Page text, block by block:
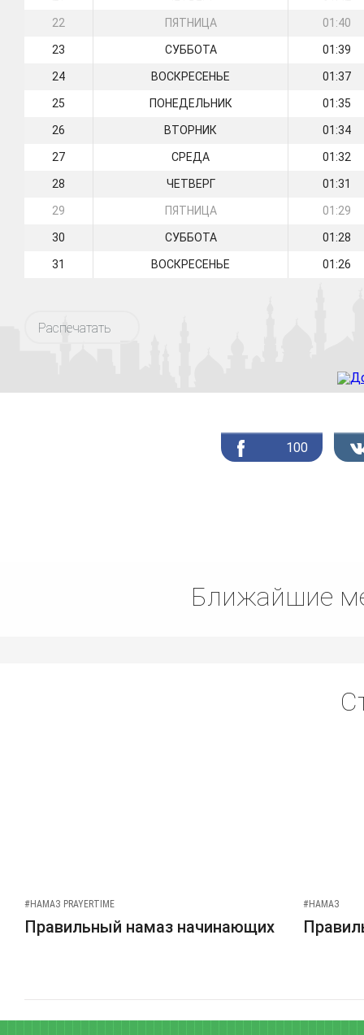
22 ПЯТНИЦА 01:40
23 СУББОТА 01:39
24 ВОСКРЕСЕНЬЕ 01:37
25 ПОНЕДЕЛЬНИК 01:35
26 ВТОРНИК 01:34
27 СРЕДА 01:32
28 ЧЕТВЕРГ 01:31
29 ПЯТНИЦА 01:29
30 СУББОТА 01:28
31 ВОСКРЕСЕНЬЕ 01:26
Распечатать
100
Ближайшие
#НАМАЗ PRAYERTIME
Правильный намаз начинающих
#НАМАЗ